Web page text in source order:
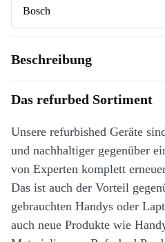
Bosch
Beschreibung
Das refurbed Sortiment
Unsere refurbished Geräte
und nachhaltiger gegenüber
von Experten komplett
Das ist auch der Vorteil
gebrauchten Handys oder
auch neue Produkte wie